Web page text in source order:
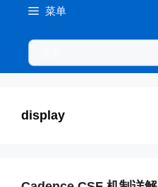
菜单
搜
索
display